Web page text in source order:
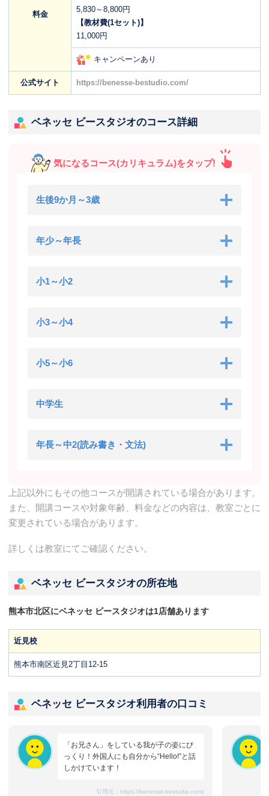
料金
5,830～8,800円
【教材費(1セット)】
11,000円
キャンペーンあり
公式サイト https://benesse-bestudio.com/
ベネッセ ビースタジオのコース詳細
気になるコース(カリキュラム)をタップ!
生後9か月～3歳
年少～年長
小1～小2
小3～小4
小5～小6
中学生
年長～中2(読み書き・文法)
上記以外にもその他コースが開講されている場合があります。
また、開講コースや対象年齢、料金などの内容は、教室ごとに
変更されている場合があります。
詳しくは教室にてご確認ください。
ベネッセ ビースタジオの所在地
熊本市北区にベネッセ ビースタジオは1店舗あります
近見校
熊本市南区近見2丁目12-15
ベネッセ ビースタジオ利用者の口コミ
「お兄さん」をしている我が子の姿にび
っくり！外国人にも自分から“Hello!”と話
しかけています！
引用元： https://benesse-bestudio.com/